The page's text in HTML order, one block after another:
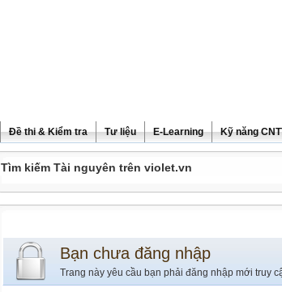
Đề thi & Kiểm tra Tư liệu E-Learning Kỹ năng
Tìm kiếm Tài nguyên trên violet.vn
Bạn chưa đăng nhập
Trang này yêu cầu bạn phải đăng nhập mới truy